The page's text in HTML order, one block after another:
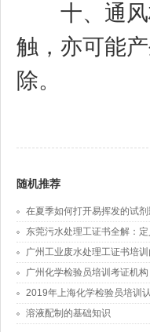
十、通风
触，亦可能
除。
随机推荐
在夏季如何打开易挥发的试
东莞污水处理工证书全解：
广州工业废水处理工证书培
广州化学检验员培训考证机构
2019年上海化学检验员培训
溶液配制的基础知识